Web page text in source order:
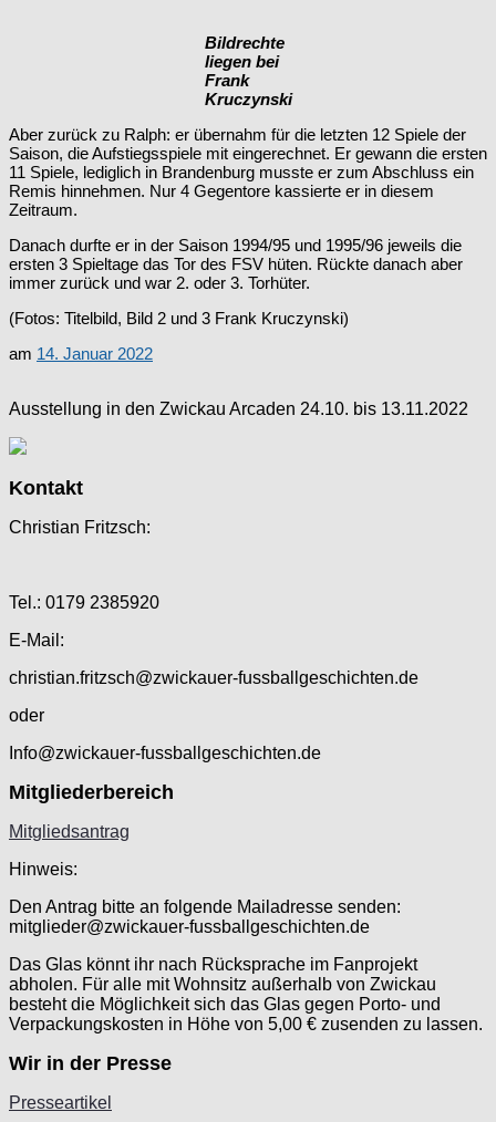
Bildrechte
liegen bei
Frank
Kruczynski
Aber zurück zu Ralph: er übernahm für die letzten 12 Spiele der
Saison, die Aufstiegsspiele mit eingerechnet. Er gewann die ersten
11 Spiele, lediglich in Brandenburg musste er zum Abschluss ein
Remis hinnehmen. Nur 4 Gegentore kassierte er in diesem
Zeitraum.
Danach durfte er in der Saison 1994/95 und 1995/96 jeweils die
ersten 3 Spieltage das Tor des FSV hüten. Rückte danach aber
immer zurück und war 2. oder 3. Torhüter.
(Fotos: Titelbild, Bild 2 und 3 Frank Kruczynski)
am 14. Januar 2022
Ausstellung in den Zwickau Arcaden 24.10. bis 13.11.2022
Kontakt
Christian Fritzsch:
Tel.: 0179 2385920
E-Mail:
christian.fritzsch@zwickauer-fussballgeschichten.de
oder
Info@zwickauer-fussballgeschichten.de
Mitgliederbereich
Mitgliedsantrag
Hinweis:
Den Antrag bitte an folgende Mailadresse senden:
mitglieder@zwickauer-fussballgeschichten.de
Das Glas könnt ihr nach Rücksprache im Fanprojekt
abholen. Für alle mit Wohnsitz außerhalb von Zwickau
besteht die Möglichkeit sich das Glas gegen Porto- und
Verpackungskosten in Höhe von 5,00 € zusenden zu lassen.
Wir in der Presse
Presseartikel